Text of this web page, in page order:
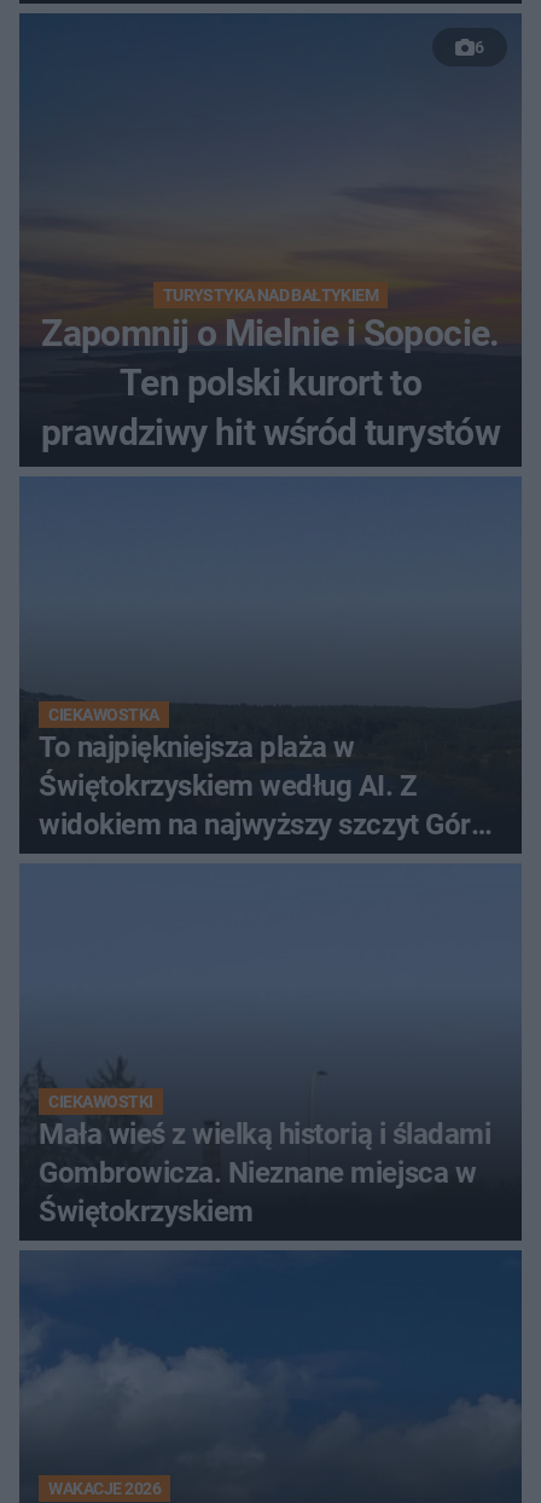
nastolatków
6
TURYSTYKA NAD BAŁTYKIEM
Zapomnij o Mielnie i Sopocie.
Ten polski kurort to
prawdziwy hit wśród turystów
CIEKAWOSTKA
To najpiękniejsza plaża w
Świętokrzyskiem według AI. Z
widokiem na najwyższy szczyt Gór
Świętokrzyskich
CIEKAWOSTKI
Mała wieś z wielką historią i śladami
Gombrowicza. Nieznane miejsca w
Świętokrzyskiem
WAKACJE 2026